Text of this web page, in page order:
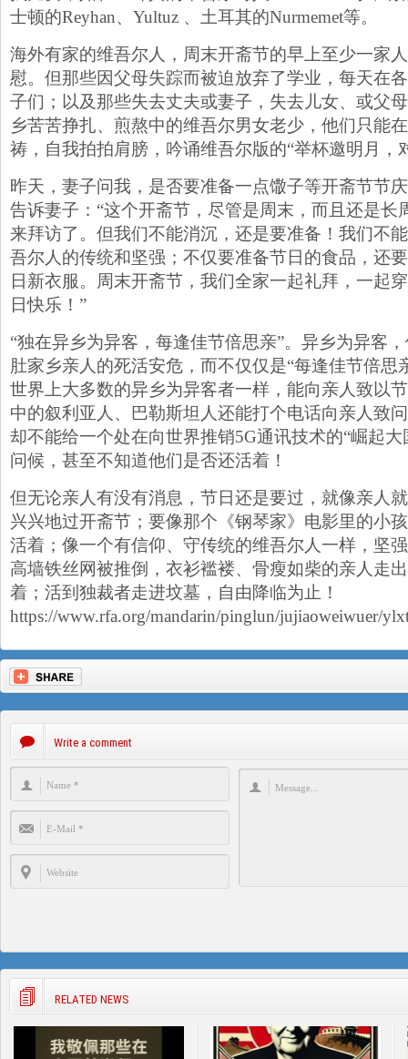
士顿的Reyhan、Yultuz 、土耳其的Nurmemet等。
海外有家的维吾尔人，周末开斋节的早上至少一家
慰。但那些因父母失踪而被迫放弃了学业，每天在
子们；以及那些失去丈夫或妻子，失去儿女、或父
乡苦苦挣扎、煎熬中的维吾尔男女老少，他们只能
祷，自我拍拍肩膀，吟诵维吾尔版的“举杯邀明月，
昨天，妻子问我，是否要准备一点馓子等开斋节节
告诉妻子：“这个开斋节，尽管是周末，而且还是长
来拜访了。但我们不能消沉，还是要准备！我们不
吾尔人的传统和坚强；不仅要准备节日的食品，还
日新衣服。周末开斋节，我们全家一起礼拜，一起
日快乐！”
“独在异乡为异客，每逢佳节倍思亲”。异乡为异客
肚家乡亲人的死活安危，而不仅仅是“每逢佳节倍思
世界上大多数的异乡为异客者一样，能向亲人致以
中的叙利亚人、巴勒斯坦人还能打个电话向亲人致
却不能给一个处在向世界推销5G通讯技术的“崛起
问候，甚至不知道他们是否还活着！
但无论亲人有没有消息，节日还是要过，就像亲人
兴兴地过开斋节；要像那个《钢琴家》电影里的小
活着；像一个有信仰、守传统的维吾尔人一样，坚
高墙铁丝网被推倒，衣衫褴褛、骨瘦如柴的亲人走
着；活到独裁者走进坟墓，自由降临为止！
https://www.rfa.org/mandarin/pinglun/jujiaoweiwuer/
Write a comment
RELATED NEWS